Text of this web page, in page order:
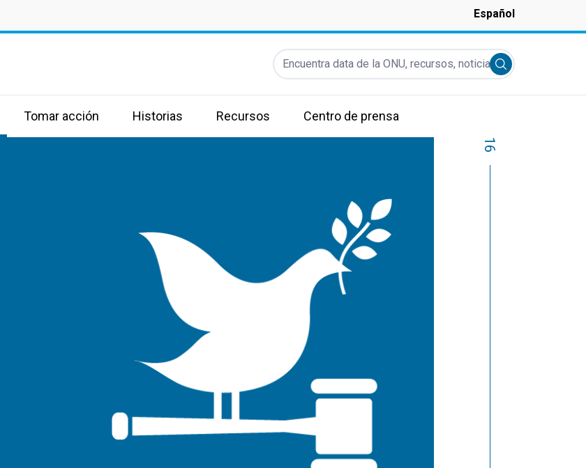
Español
Encuentra data de la ONU, recursos, noticias y más...
Submit search
Tomar acción Historias Recursos Centro de prensa
16